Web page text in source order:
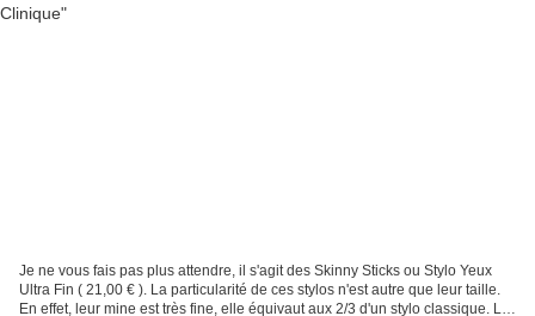
Je ne vous fais pas plus attendre, il s'agit des Skinny Sticks ou Stylo Yeux
Ultra Fin ( 21,00 € ). La particularité de ces stylos n'est autre que leur taille.
En effet, leur mine est très fine, elle équivaut aux 2/3 d'un stylo classique. La